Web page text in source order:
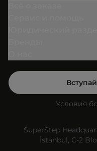
Условия
SuperStep
İstanbul, C-2